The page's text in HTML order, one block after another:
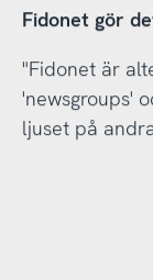
Fidonet gör
"Fidonet är
'newsgroups'
ljuset på